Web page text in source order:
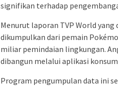
signifikan terhadap
Menurut laporan TVP World
dikumpulkan dari pemain
miliar pemindaian lingkungan.
dibangun melalui aplikasi
Program pengumpulan data ini